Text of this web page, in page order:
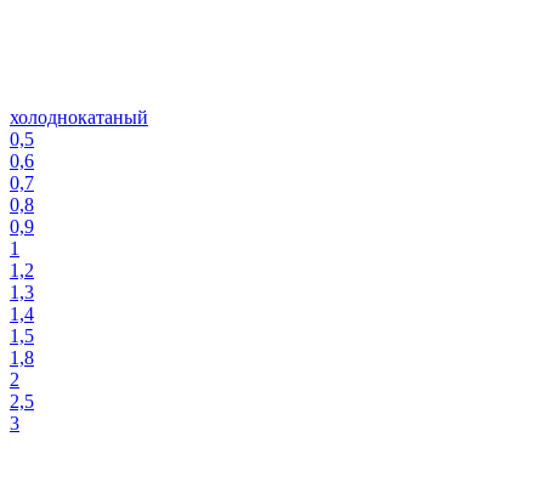
холоднокатаный
0,5
0,6
0,7
0,8
0,9
1
1,2
1,3
1,4
1,5
1,8
2
2,5
3